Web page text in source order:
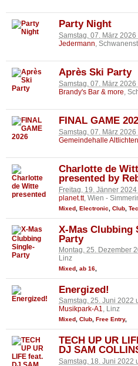
Party Night
Samstag, 07. März
Jedermann ,
Après Ski Party
Samstag, 07. März
Brandy's Bar & more ,
FINAL GAME
Samstag, 07. März
Gemeindehalle
Charlotte de
presented by
Freitag, 19. Jänner
planet.tt, Wien -
Mixed Electronic Club
X-Mas Clubbing
Party
Montag, 25. Dezember
Linz
Mixed ab 16
Energized!
Samstag, 25. Juni 2022
Musikpark-A1, Linz
Mixed, Club, Free Entry,
TECH UP UR
DJ SAM
Samstag, 18. Juni 2022